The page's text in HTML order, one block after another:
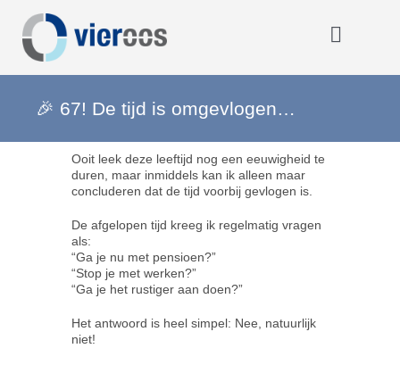
naar
inhoud
Toggle
Home
Activiteiten
Opmerkelijk
Over VIEROOS
🎉 67! De tijd is omgevlogen…
Ooit leek deze leeftijd nog een eeuwigheid te
duren, maar inmiddels kan ik alleen maar
concluderen dat de tijd voorbij gevlogen is.
De afgelopen tijd kreeg ik regelmatig vragen
als:
“Ga je nu met pensioen?”
“Stop je met werken?”
“Ga je het rustiger aan doen?”
Het antwoord is heel simpel: Nee, natuurlijk
niet!